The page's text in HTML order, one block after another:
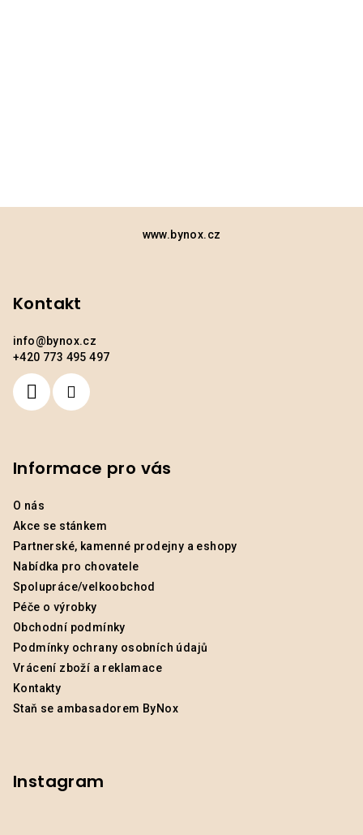
www.bynox.cz
Kontakt
info@bynox.cz
+420 773 495 497
Informace pro vás
O nás
Akce se stánkem
Partnerské, kamenné prodejny a eshopy
Nabídka pro chovatele
Spolupráce/velkoobchod
Péče o výrobky
Obchodní podmínky
Podmínky ochrany osobních údajů
Vrácení zboží a reklamace
Kontakty
Staň se ambasadorem ByNox
Instagram